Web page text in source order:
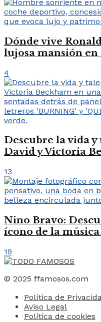
Dónde vive
lujosa mansión en
4
Descubre la vida
David y Victoria
13
Nino Bravo:
ícono de la
19
© 2025 ffamosos.com
Política de
Aviso Legal
Política de cookies